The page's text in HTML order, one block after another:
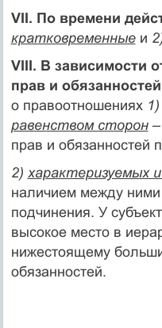
VII. По времени
кратковременныеи
VIII. В зависимости
прав и
о правоотношениях 1)
равенством сторон–
прав и обязанностей
2) характеризуемых
наличием между
подчинения. У
высокое место в
нижестоящему
обязанностей.